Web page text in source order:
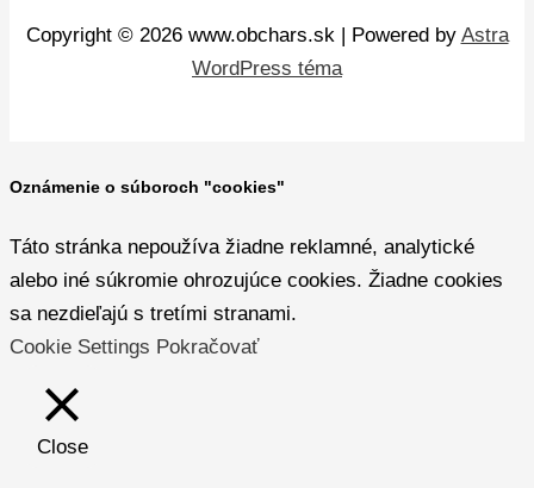
Copyright © 2026 www.obchars.sk | Powered by Astra
WordPress téma
Oznámenie o súboroch "cookies"
Táto stránka nepoužíva žiadne reklamné, analytické
alebo iné súkromie ohrozujúce cookies. Žiadne cookies
sa nezdieľajú s tretími stranami.
Cookie Settings Pokračovať
Close